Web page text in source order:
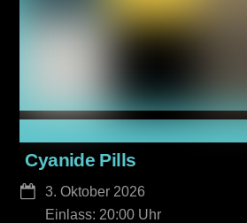
Cyanide Pills
3. Oktober 2026
Einlass: 20:00